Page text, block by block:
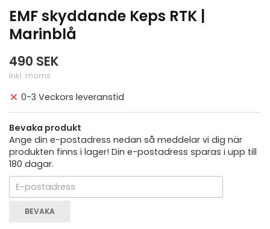
EMF skyddande Keps RTK |
Marinblå
490 SEK
Inkl. moms
0-3 Veckors leveranstid
Bevaka produkt
Ange din e-postadress nedan så meddelar vi dig när
produkten finns i lager! Din e-postadress sparas i upp till
180 dagar.
BEVAKA